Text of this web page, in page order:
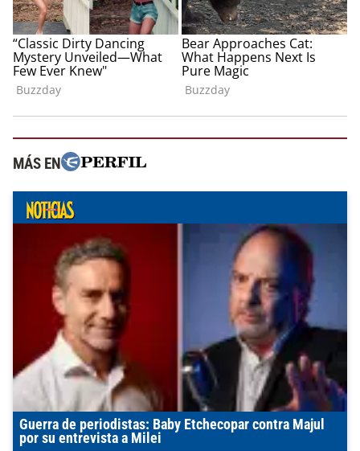
MÁS EN
Guerra de periodistas: Baby Etchecopar contra Majul
por su entrevista a Milei